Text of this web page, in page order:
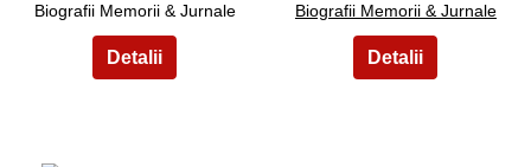
Biografii Memorii & Jurnale Biografii Memorii & Jurnale